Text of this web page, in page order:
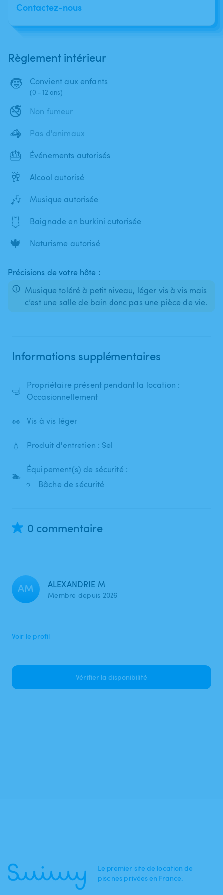
Contactez-nous
Règlement intérieur
🧒 Convient aux enfants
(0 - 12 ans)
🚭 Non fumeur
🦓 Pas d'animaux
🎂 Événements autorisés
🥂 Alcool autorisé
🎶 Musique autorisée
🩱 Baignade en burkini autorisée
🍁 Naturisme autorisé
Précisions de votre hôte :
Musique toléré à petit niveau, léger vis à vis mais
c’est une salle de bain donc pas une pièce de vie.
Informations supplémentaires
🤿
Propriétaire présent pendant la location :
Occasionnellement
👀 Vis à vis léger
💧 Produit d'entretien : Sel
🏊
Équipement(s) de sécurité :
Bâche de sécurité
0 commentaire
AM ALEXANDRIE M
Membre depuis 2026
Voir le profil
Vérifier la disponibilité
Le premier site de location de
piscines privées en France.